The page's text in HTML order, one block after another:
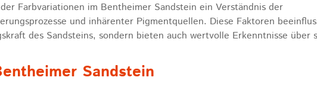
Farbvariationen im Bentheimer Sandstein ein Verständnis der
und inhärenter Pigmentquellen. Diese Faktoren
des Sandsteins, sondern bieten auch wertvolle Erkenntnisse über
Sandstein